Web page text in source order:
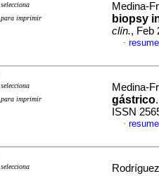
selecciona
para imprimir
Medina-
biopsy
clín., Feb
·
selecciona
para imprimir
Medina-
gástrico
ISSN
·
selecciona